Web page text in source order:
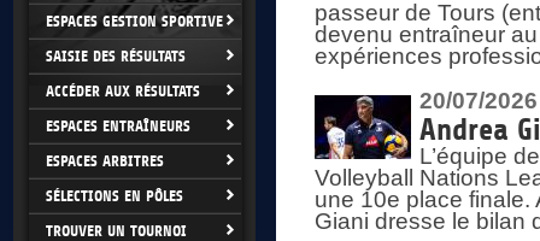
ESPACES GESTION SPORTIVE
SAISIE DES RÉSULTATS
ACCÉDER AUX RÉSULTATS
ESPACES ENTRAÎNEURS
ESPACES ARBITRES
SÉLECTIONS EN PÔLES
TROUVER UN TOURNOI
passeur de Tours
devenu entraîneur
expériences
20/07/2026
Andrea
L’équipe
Volleyball Nations
une 10e place finale.
Giani dresse le bilan